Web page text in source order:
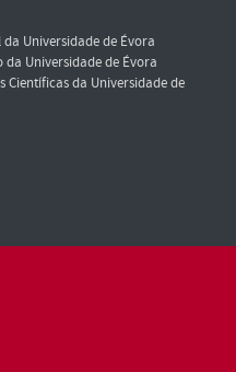
Universidade de Évora
Universidade de Évora
Científicas da Universidade de